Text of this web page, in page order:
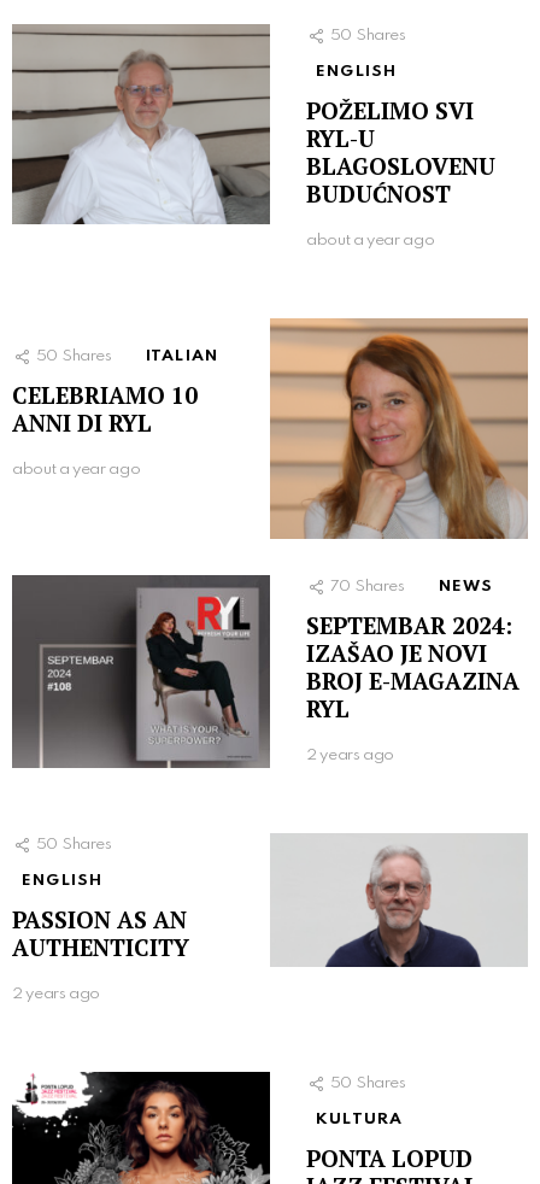
50 Shares
ENGLISH
POŽELIMO SVI
RYL-U
BLAGOSLOVENU
BUDUĆNOST
about a year ago
50 Shares ITALIAN
CELEBRIAMO 10
ANNI DI RYL
about a year ago
70 Shares NEWS
SEPTEMBAR 2024:
IZAŠAO JE NOVI
BROJ E-MAGAZINA
RYL
2 years ago
50 Shares
ENGLISH
PASSION AS AN
AUTHENTICITY
2 years ago
50 Shares
KULTURA
PONTA LOPUD